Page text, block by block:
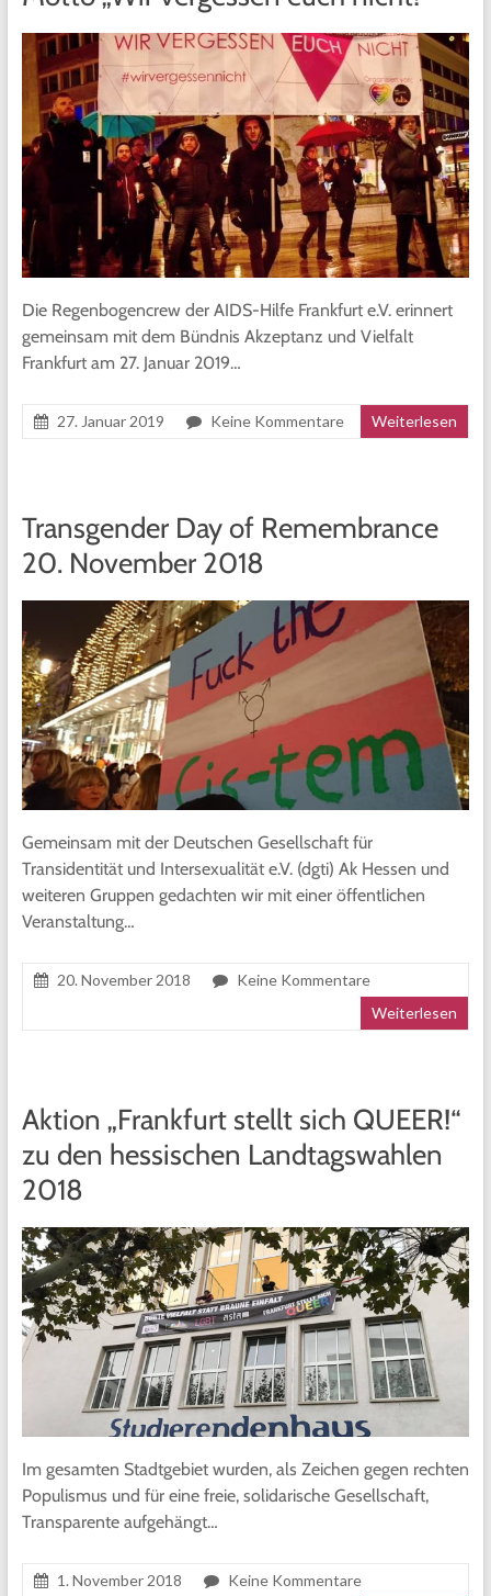
Die Regenbogencrew der AIDS-Hilfe Frankfurt e.V. erinnert
gemeinsam mit dem Bündnis Akzeptanz und Vielfalt
Frankfurt am 27. Januar 2019…
27. Januar 2019 Keine Kommentare Weiterlesen
Transgender Day of Remembrance
20. November 2018
Gemeinsam mit der Deutschen Gesellschaft für
Transidentität und Intersexualität e.V. (dgti) Ak Hessen und
weiteren Gruppen gedachten wir mit einer öffentlichen
Veranstaltung…
20. November 2018
Keine Kommentare
Weiterlesen
Aktion „Frankfurt stellt sich QUEER!“
zu den hessischen Landtagswahlen
2018
Im gesamten Stadtgebiet wurden, als Zeichen gegen rechten
Populismus und für eine freie, solidarische Gesellschaft,
Transparente aufgehängt…
1. November 2018
Keine Kommentare